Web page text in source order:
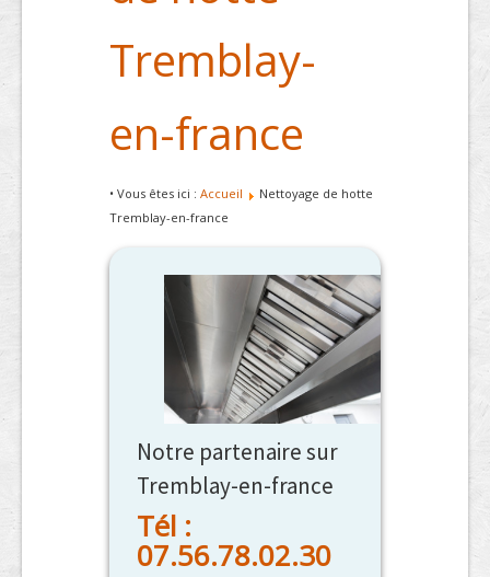
Tremblay-
en-france
• Vous êtes ici : Accueil
Nettoyage de hotte
Tremblay-en-france
Notre partenaire sur
Tremblay-en-france
Tél :
07.56.78.02.30